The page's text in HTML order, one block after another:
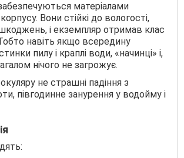
матеріалами
Вони стійкі до вологості,
і екземпляр отримав клас
навіть якщо всередину
пилу і краплі води, «начинці» і,
нічого не загрожує.
не страшні падіння з
півгодинне занурення у водойму і